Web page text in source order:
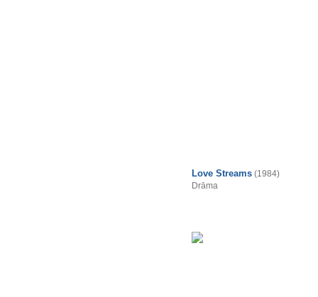
Love Streams (1984)
Drāma